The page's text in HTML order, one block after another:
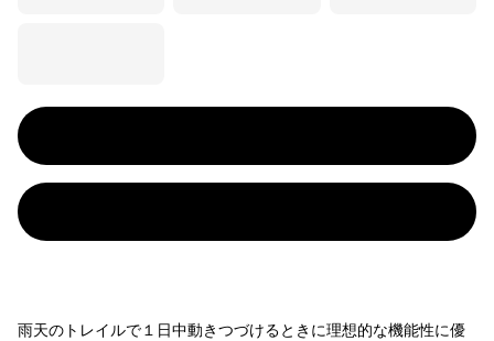
雨天のトレイルで１日中動きつづけるときに理想的な機能性に優